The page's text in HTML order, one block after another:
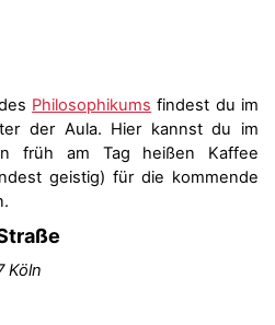
Philosophikums findest du im
der Aula. Hier kannst du im
früh am Tag heißen Kaffee
geistig) für die kommende
Köln